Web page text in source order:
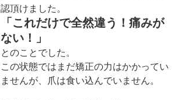
認頂けました。
「これだけで全然違う！痛みが
ない！」
とのことでした。
この状態ではまだ矯正の力はかかってい
ませんが、爪は食い込んでいません。